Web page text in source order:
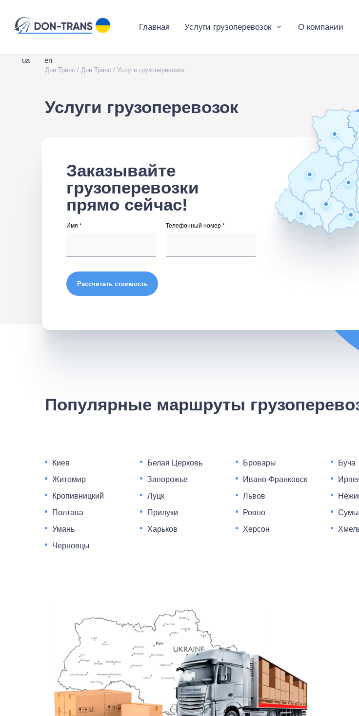
Главная Услуги грузоперевозок О компании
ua en
Дон Транс / Дон Транс / Услуги грузоперевозок
Услуги грузоперевозок
Заказывайте
грузоперевозки
прямо сейчас!
Имя * Телефонный номер *
Рассчитать стоимость
Популярные маршруты
Киев Белая Церковь Бровары Буча
Житомир
Запорожье Ивано-Франковск
Кропивницкий
Луцк Львов
Полтава
Прилуки Ровно Сумы
Умань
Харьков Херсон
Черновцы